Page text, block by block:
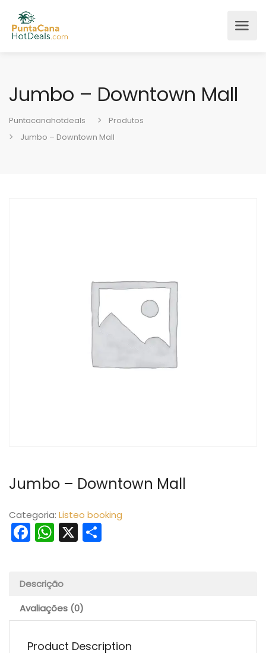
Jumbo – Downtown Mall
Puntacanahotdeals
Produtos
Jumbo – Downtown Mall
Jumbo – Downtown Mall
Categoria: Listeo booking
Facebook
WhatsApp
X
Descrição
Avaliações (0)
Product Description